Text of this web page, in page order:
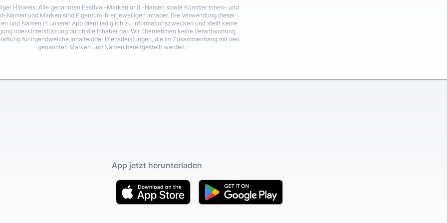
Hinweis: Alle genannten Festival-Marken und -Namen sowie Künstler:innen- und
Namen und Marken sind Eigentum ihrer jeweiligen Inhaber. Die Verwendung dieser
und Namen in unserer App dient lediglich zu Informationszwecken und stellt keine
oder Unterstützung durch die Inhaber dar. Wir übernehmen keine Verantwortung
für irgendwelche Inhalte oder Dienstleistungen, die im Zusammenhang mit den
genannten Marken und Namen bereitgestellt werden.
App jetzt herunterladen